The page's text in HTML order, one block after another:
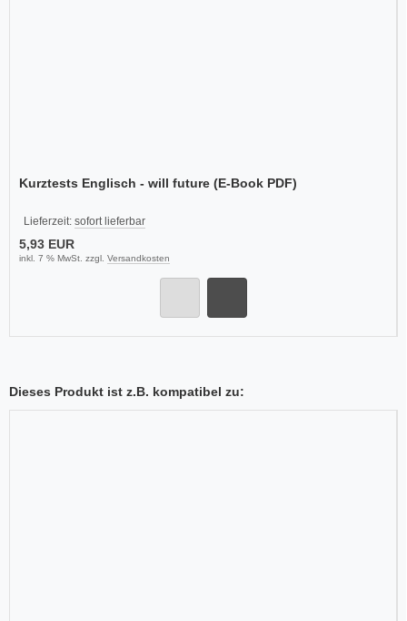
Kurztests Englisch - will future (E-Book PDF)
Lieferzeit: sofort lieferbar
5,93 EUR
inkl. 7 % MwSt. zzgl. Versandkosten
Dieses Produkt ist z.B. kompatibel zu: